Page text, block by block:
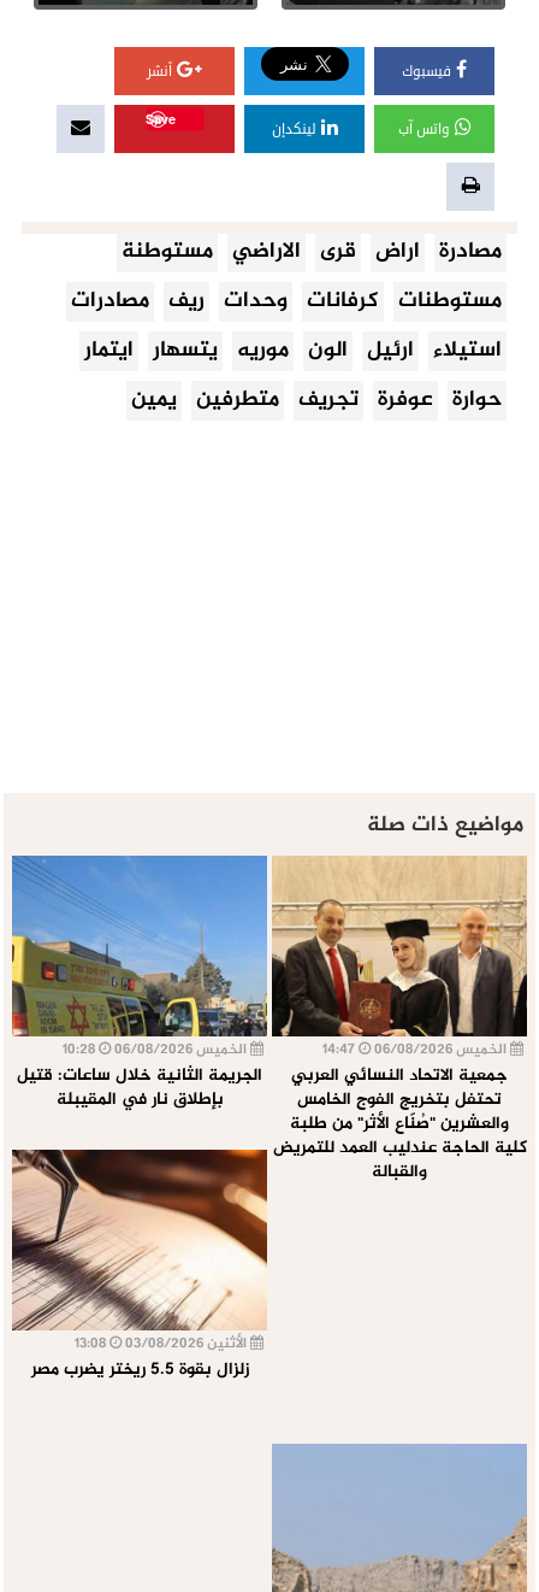
فيسبوك أنشر
واتس آب لينكدإن
Save
مصادرة اراض قرى الاراضي مستوطنة
مستوطنات كرفانات وحدات ريف مصادرات
استيلاء ارئيل الون موريه يتسهار ايتمار
حوارة عوفرة تجريف متطرفين يمين
مواضيع ذات صلة
الخميس 06/08/2026
جمعية الاتحاد النسائي العربي
تحتفل بتخريج الفوج الخامس
والعشرين "صُنّاع الأثر" من طلبة
كلية الحاجة عندليب العمد للتمريض
والقبالة
الخميس 06/08/2026
الجريمة الثانية خلال ساعات: قتيل
بإطلاق نار في المقيبلة
الأثنين 03/08/2026
زلزال بقوة 5.5 ريختر يضرب مصر